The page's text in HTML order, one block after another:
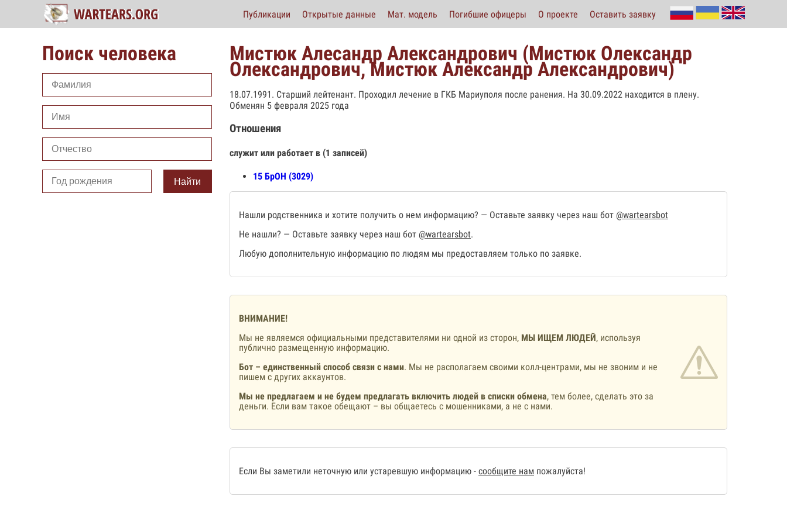
Публикации Открытые данные Мат. модель Погибшие офицеры О проекте Оставить заявку
Поиск человека
Найти
Мистюк Алесандр Александрович (Мистюк Олександр
Олександрович, Мистюк Александр Александрович)
18.07.1991. Старший лейтенант. Проходил лечение в ГКБ Мариуполя после ранения. На 30.09.2022 находится в плену.
Обменян 5 февраля 2025 года
Отношения
служит или работает в (1 записей)
15 БрОН (3029)
Нашли родственника и хотите получить о нем информацию? — Оставьте заявку через наш бот @wartearsbot
Не нашли? — Оставьте заявку через наш бот @wartearsbot.
Любую дополнительную информацию по людям мы предоставляем только по заявке.
ВНИМАНИЕ!
Мы не являемся официальными представителями ни одной из сторон, МЫ ИЩЕМ ЛЮДЕЙ, используя
публично размещенную информацию.
Бот – единственный способ связи с нами. Мы не располагаем своими колл-центрами, мы не звоним и не
пишем с других аккаунтов.
Мы не предлагаем и не будем предлагать включить людей в списки обмена, тем более, сделать это за
деньги. Если вам такое обещают – вы общаетесь с мошенниками, а не с нами.
Если Вы заметили неточную или устаревшую информацию - сообщите нам пожалуйста!